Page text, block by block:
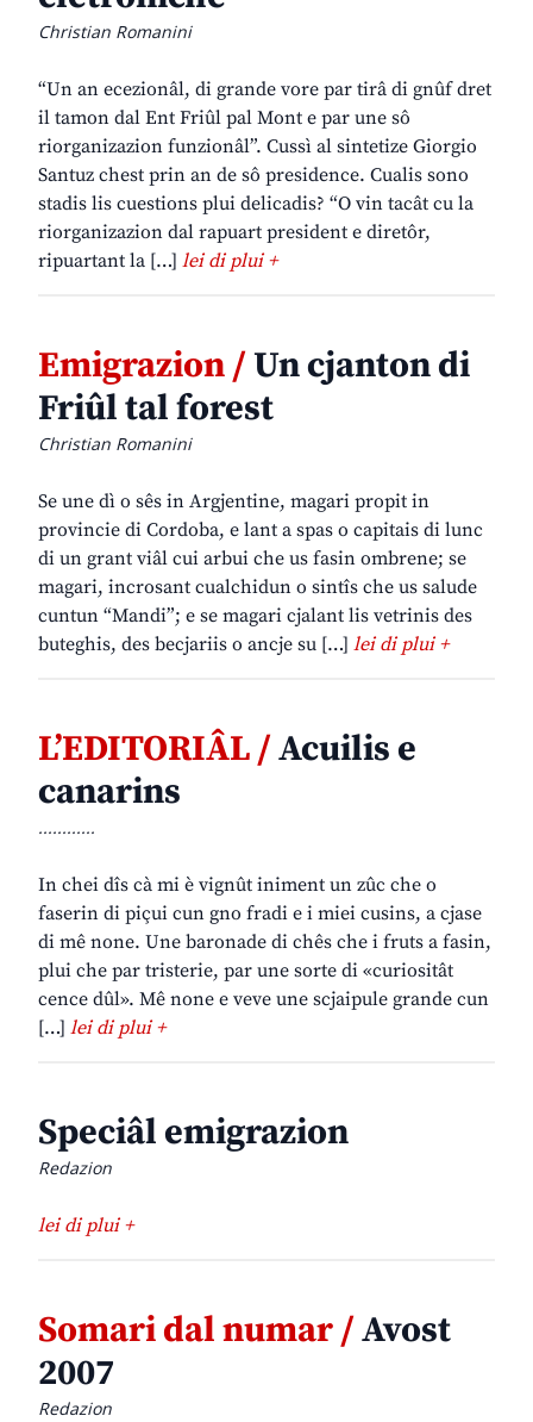
Christian Romanini
“Un an ecezionâl, di grande vore par tirâ di gnûf dret
il tamon dal Ent Friûl pal Mont e par une sô
riorganizazion funzionâl”. Cussì al sintetize Giorgio
Santuz chest prin an de sô presidence. Cualis sono
stadis lis cuestions plui delicadis? “O vin tacât cu la
riorganizazion dal rapuart president e diretôr,
ripuartant la […] lei di plui +
Emigrazion /Un cjanton di
Friûl tal forest
Christian Romanini
Se une dì o sês in Argjentine, magari propit in
provincie di Cordoba, e lant a spas o capitais di lunc
di un grant viâl cui arbui che us fasin ombrene; se
magari, incrosant cualchidun o sintîs che us salude
cuntun “Mandi”; e se magari cjalant lis vetrinis des
buteghis, des becjariis o ancje su […] lei di plui +
L’EDITORIÂL /Acuilis e
canarins
............
In chei dîs cà mi è vignût iniment un zûc che o
faserin di piçui cun gno fradi e i miei cusins, a cjase
di mê none. Une baronade di chês che i fruts a fasin,
plui che par tristerie, par une sorte di «curiositât
cence dûl». Mê none e veve une scjaipule grande cun
[…] lei di plui +
Speciâl emigrazion
Redazion
lei di plui +
Somari dal numar /Avost
2007
Redazion